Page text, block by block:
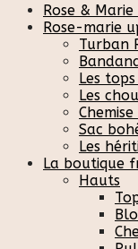
Rose &
Rose-marie
Turban
Les
Les
Sac
Les
La boutique
Hauts